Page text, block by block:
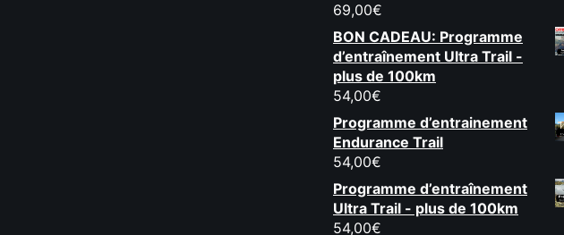
69,00€
BON CADEAU: Programme
d’entraînement Ultra Trail -
plus de 100km
54,00€
Programme d’entrainement
Endurance Trail
54,00€
Programme d’entraînement
Ultra Trail - plus de 100km
54,00€